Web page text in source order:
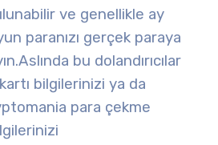
ve genellikle ay
paranızı gerçek paraya
Aslında bu dolandırıcılar
bilgilerinizi ya da
para çekme